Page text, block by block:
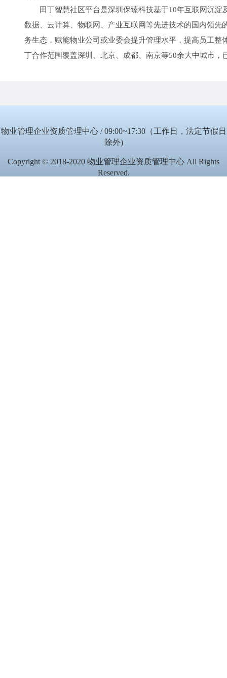
田丁智慧社区平台是深圳保臻科技基于10年互联网沉淀
数据、云计算、物联网、产业互联网等先进技术的国内领
务生态，赋能物业公司或业委会提升管理水平，提高员工
丁合作范围覆盖深圳、北京、成都、南京等50余大中城市，
物业管理企业资质管理中心 / 09:00~17:30（工作日，法定节假日
除外)
Copyright © 2018-2020 物业管理企业资质管理中心 All Rights
Reserved.